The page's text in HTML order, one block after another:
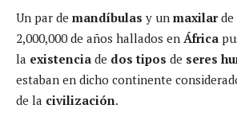
Un par de mandíbulas y un maxilarde
2,000,000 de años hallados en África
la existencia de dos tipos de seres
estaban en dicho continente
de la civilización.